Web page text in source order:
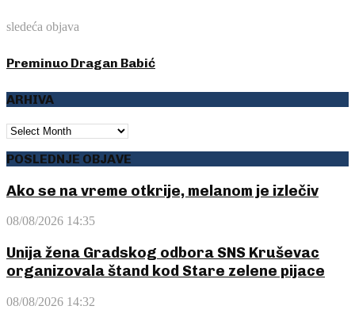
sledeća objava
Preminuo Dragan Babić
ARHIVA
ARHIVA
POSLEDNJE OBJAVE
Ako se na vreme otkrije, melanom je izlečiv
08/08/2026 14:35
Unija žena Gradskog odbora SNS Kruševac
organizovala štand kod Stare zelene pijace
08/08/2026 14:32